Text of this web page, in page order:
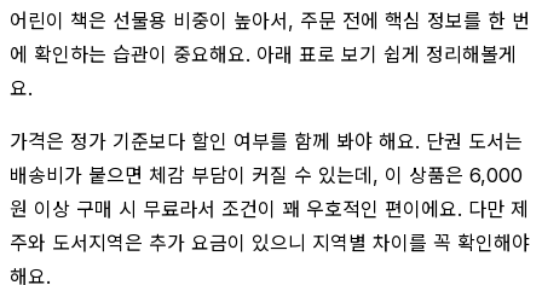
어린이 책은 선물용 비중이 높아서, 주문 전에 핵심 정보를 한 번
에 확인하는 습관이 중요해요. 아래 표로 보기 쉽게 정리해볼게
요.
가격은 정가 기준보다 할인 여부를 함께 봐야 해요. 단권 도서는
배송비가 붙으면 체감 부담이 커질 수 있는데, 이 상품은 6,000
원 이상 구매 시 무료라서 조건이 꽤 우호적인 편이에요. 다만 제
주와 도서지역은 추가 요금이 있으니 지역별 차이를 꼭 확인해야
해요.